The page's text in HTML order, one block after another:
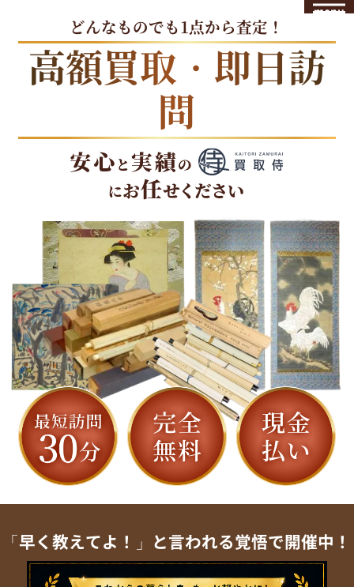
menu
どんなものでも1点から査定！
高額買取・即日訪
問
「早く教えてよ！」と言われる覚悟で開催中！